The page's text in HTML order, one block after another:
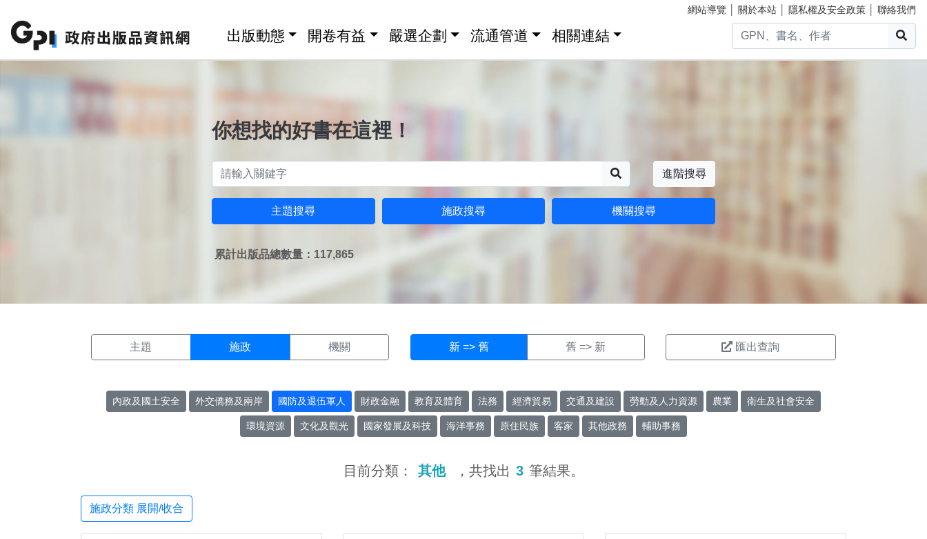
網站導覽 關於本站 隱私權及安全政策 聯絡我們
出版動態 開卷有益 嚴選企劃 流通管道 相關連結
你想找的好書在這裡！
進階搜尋
主題搜尋 施政搜尋 機關搜尋
累計出版品總數量：117,865
主題 施政 機關 新 => 舊 舊 => 新 匯出查詢
內政及國土安全 外交僑務及兩岸 國防及退伍軍人 財政金融 教育及體育 法務 經濟貿易 交通及建設 勞動及人力資源 農業 衛生及社會安全
環境資源 文化及觀光 國家發展及科技 海洋事務 原住民族 客家 其他政務 輔助事務
目前分類： 其他 ，共找出 3 筆結果。
施政分類 展開/收合